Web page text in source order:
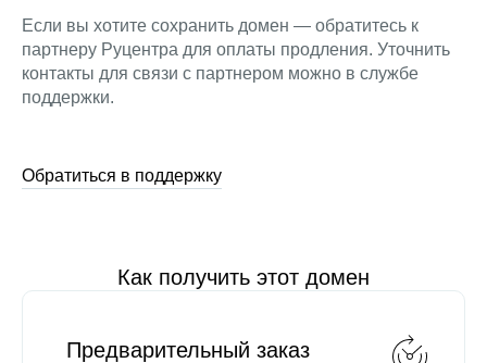
Если вы хотите сохранить домен — обратитесь к
партнеру Руцентра для оплаты продления. Уточнить
контакты для связи с партнером можно в службе
поддержки.
Обратиться в поддержку
Как получить этот домен
Предварительный заказ